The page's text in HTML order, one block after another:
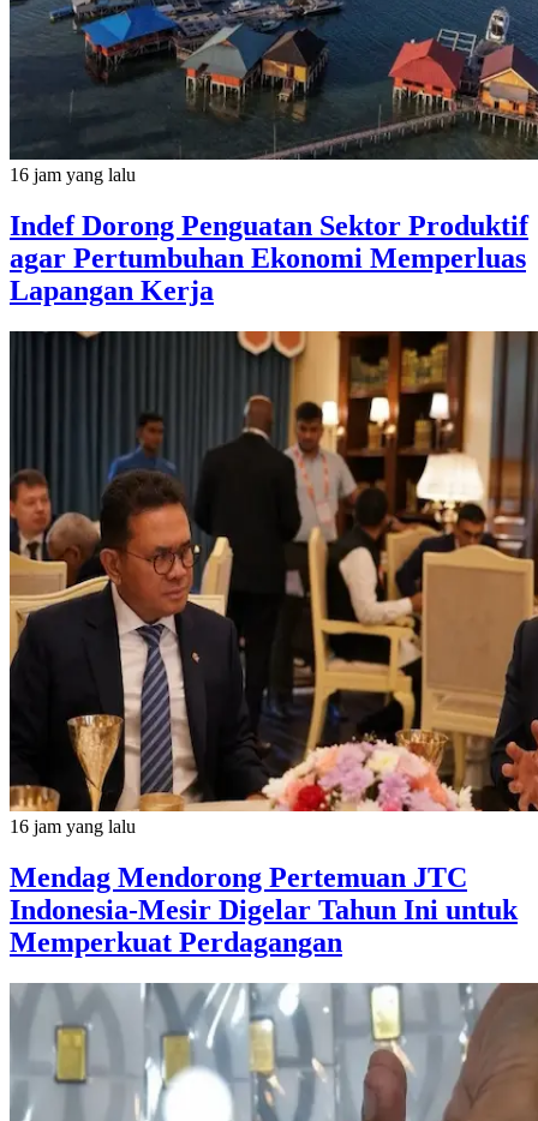
16 jam yang lalu
Indef Dorong Penguatan Sektor Produktif
agar Pertumbuhan Ekonomi Memperluas
Lapangan Kerja
16 jam yang lalu
Mendag Mendorong Pertemuan JTC
Indonesia-Mesir Digelar Tahun Ini untuk
Memperkuat Perdagangan